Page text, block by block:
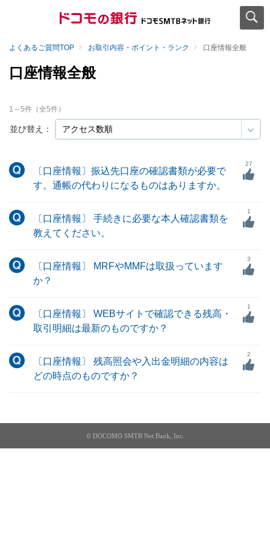
よくあるご質問TOP お取引内容・ポイント・ランク 口座情報全般
口座情報全般
並び替え：
1 ～5件（全5件）
〔口座情報〕振込先口座の確認書類が必要で
す。通帳の代わりになるものはありますか。
27
〔口座情報〕 手続きに必要な本人確認書類を
教えてください。
1
〔口座情報〕 MRFやMMFは取扱っています
か？
3
〔口座情報〕 WEBサイトで確認できる残高・
取引明細は最新のものですか？
1
〔口座情報〕 残高照会や入出金明細の内容は
どの時点のものですか？
2
© DOCOMO SMTB Net Bank, Inc.